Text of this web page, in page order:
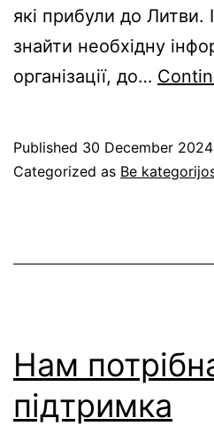
які прибули до Литви.
знайти необхідну
організації, до…
Published 30 December 2024
Categorized as Be
Нам
підтримка